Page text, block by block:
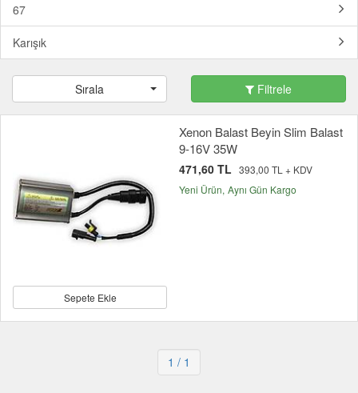
67
Karışık
Sırala Filtrele
Sepete Ekle
Xenon Balast Beyin Slim Balast
9-16V 35W
471,60 TL 393,00 TL + KDV
Yeni Ürün Aynı Gün Kargo
1 / 1